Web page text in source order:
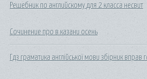
Решебник по английскому для 2 класса несвит
Сочинение про в казани осень
Гдз граматика англійської мови збірник вправ